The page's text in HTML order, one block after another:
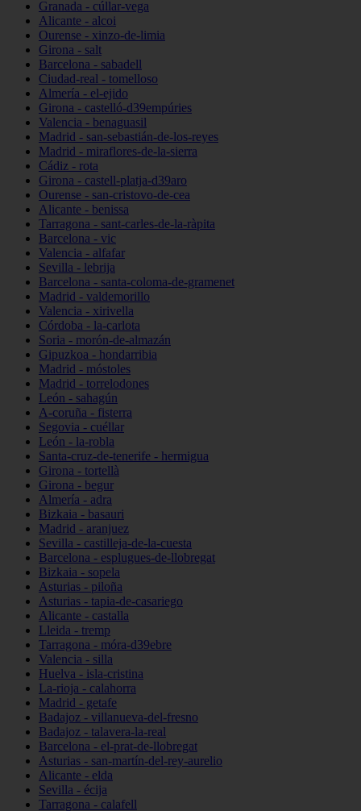
Granada - cúllar-vega
Alicante - alcoi
Ourense - xinzo-de-limia
Girona - salt
Barcelona - sabadell
Ciudad-real - tomelloso
Almería - el-ejido
Girona - castelló-d39empúries
Valencia - benaguasil
Madrid - san-sebastián-de-los-reyes
Madrid - miraflores-de-la-sierra
Cádiz - rota
Girona - castell-platja-d39aro
Ourense - san-cristovo-de-cea
Alicante - benissa
Tarragona - sant-carles-de-la-ràpita
Barcelona - vic
Valencia - alfafar
Sevilla - lebrija
Barcelona - santa-coloma-de-gramenet
Madrid - valdemorillo
Valencia - xirivella
Córdoba - la-carlota
Soria - morón-de-almazán
Gipuzkoa - hondarribia
Madrid - móstoles
Madrid - torrelodones
León - sahagún
A-coruña - fisterra
Segovia - cuéllar
León - la-robla
Santa-cruz-de-tenerife - hermigua
Girona - tortellà
Girona - begur
Almería - adra
Bizkaia - basauri
Madrid - aranjuez
Sevilla - castilleja-de-la-cuesta
Barcelona - esplugues-de-llobregat
Bizkaia - sopela
Asturias - piloña
Asturias - tapia-de-casariego
Alicante - castalla
Lleida - tremp
Tarragona - móra-d39ebre
Valencia - silla
Huelva - isla-cristina
La-rioja - calahorra
Madrid - getafe
Badajoz - villanueva-del-fresno
Badajoz - talavera-la-real
Barcelona - el-prat-de-llobregat
Asturias - san-martín-del-rey-aurelio
Alicante - elda
Sevilla - écija
Tarragona - calafell